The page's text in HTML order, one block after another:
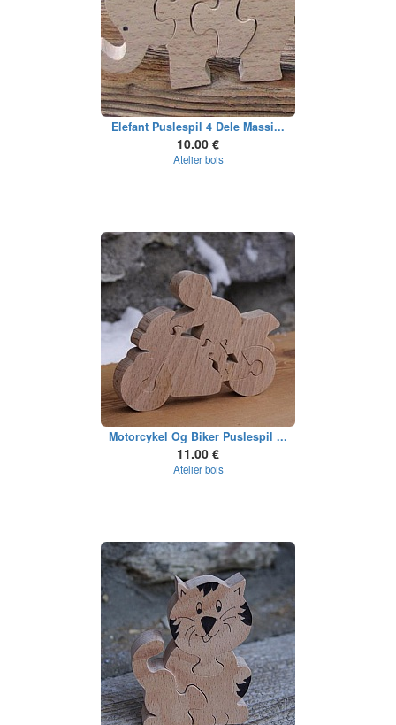
Elefant Puslespil 4 Dele Massi...
10.00 €
Atelier bois
Motorcykel Og Biker Puslespil ...
11.00 €
Atelier bois